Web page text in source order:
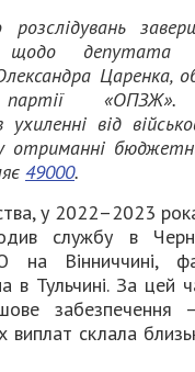
щодо депутата
Царенка,
партії «ОПЗЖ».
від
отриманні
49000.
у 2022–2023
службу в
на Вінниччині,
в Тульчині. За цей
забезпечення
виплат склала